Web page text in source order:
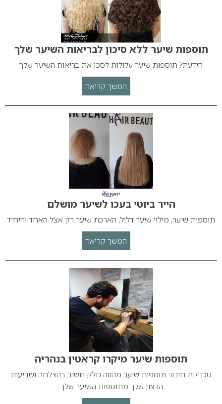
תוספות שיער ללא סיכון לבריאות השיער שלך
הידעת? תוספות שיער עלולות לסכן את בריאות השיער שלך
המשך קריאה
הייר ביוטי בעכו לשיער מושלם
תוספות שיער, מילוי שיער דליל, הארכת שיער רק אצל האחד והיחיד
המשך קריאה
תוספות שיער מיקרו קראטין בנהריה
טכניקת חיבור תוספות שיער מהווה חלק חשוב בהצלחה ושביעות
הרצון שלך מתוספות השיער שלך.